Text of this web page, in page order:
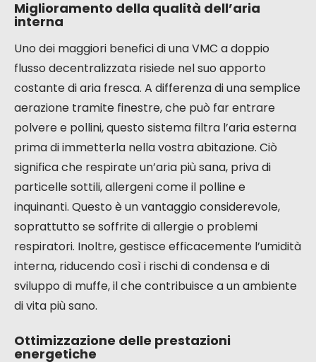
stanze dette
I vantaggi della VMC a doppio flusso
decentralizzata per la vostra
abitazione
Miglioramento della qualità dell’aria
interna
Uno dei maggiori benefici di una VMC a doppio
flusso decentralizzata risiede nel suo apporto